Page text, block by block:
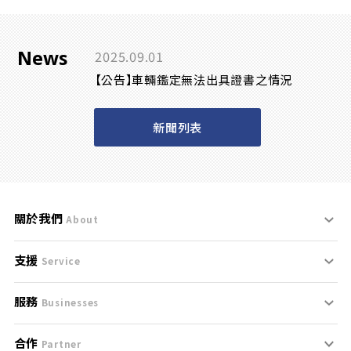
News 2025.09.01
【公告】車輛鑑定無法出具證書之情況
新聞列表
關於我們 About
刊登規範
服務條款
免責聲明
支援 Service
支援中心
聯絡我們
服務 Businesses
什麼是Goo鑑定？
合作 Partner